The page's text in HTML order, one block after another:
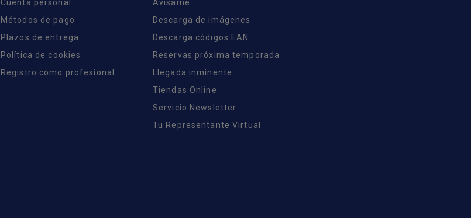
Cuenta personal
Métodos de pago
Plazos de entrega
Política de cookies
Registro como profesional
Avísame
Descarga de imágenes
Descarga códigos EAN
Reservas próxima temporada
Llegada inminente
Tiendas Online
Servicio Newsletter
Tu Representante Virtual